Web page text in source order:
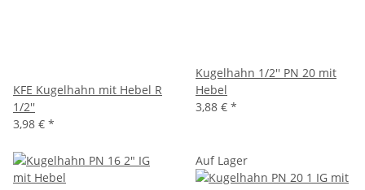
KFE Kugelhahn mit Hebel R
1/2''
3,98 € *
Kugelhahn 1/2'' PN 20 mit
Hebel
3,88 € *
Auf Lager